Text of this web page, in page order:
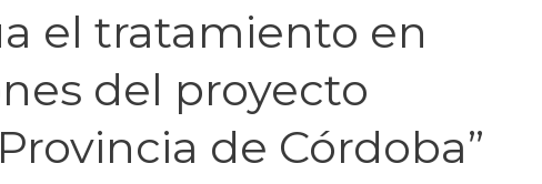
el tratamiento en
del proyecto
de Córdoba”